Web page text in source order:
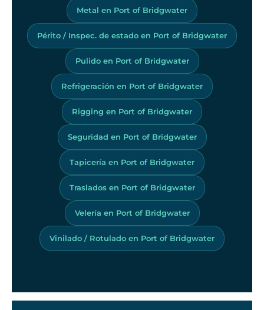
Metal en Port of Bridgwater
Périto / Inspec. de estado en Port of Bridgwater
Pulido en Port of Bridgwater
Refrigeración en Port of Bridgwater
Rigging en Port of Bridgwater
Seguridad en Port of Bridgwater
Tapicería en Port of Bridgwater
Traslados en Port of Bridgwater
Velería en Port of Bridgwater
Vinilado / Rotulado en Port of Bridgwater